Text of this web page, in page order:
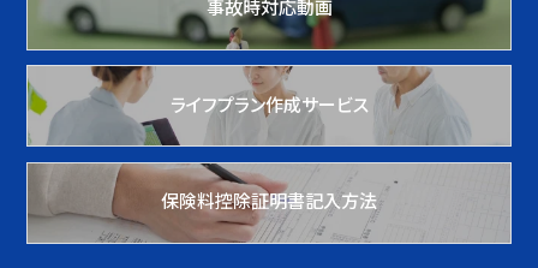
事故時対応動画
ライフプラン作成サービス
保険料控除証明書記入方法